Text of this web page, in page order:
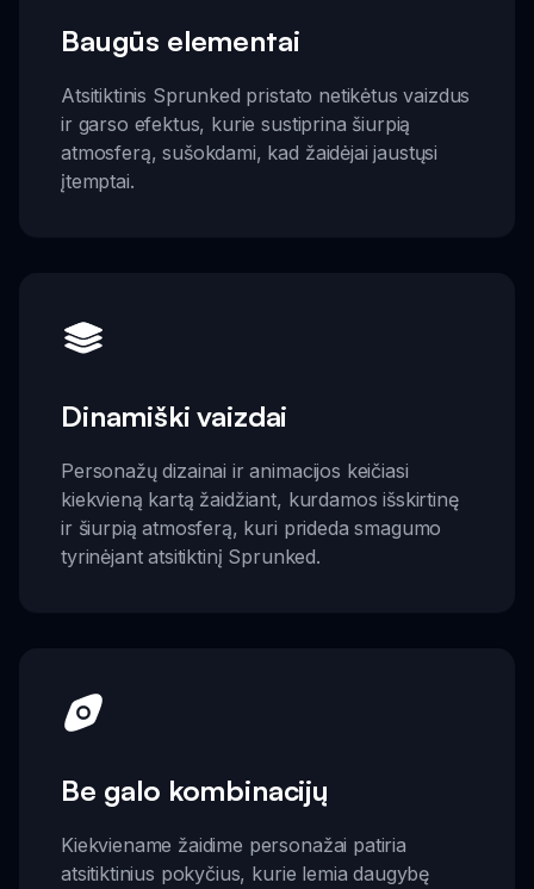
Baugūs elementai
Atsitiktinis Sprunked pristato netikėtus vaizdus
ir garso efektus, kurie sustiprina šiurpią
atmosferą, sušokdami, kad žaidėjai jaustųsi
įtemptai.
Dinamiški vaizdai
Personažų dizainai ir animacijos keičiasi
kiekvieną kartą žaidžiant, kurdamos išskirtinę
ir šiurpią atmosferą, kuri prideda smagumo
tyrinėjant atsitiktinį Sprunked.
Be galo kombinacijų
Kiekviename žaidime personažai patiria
atsitiktinius pokyčius, kurie lemia daugybę